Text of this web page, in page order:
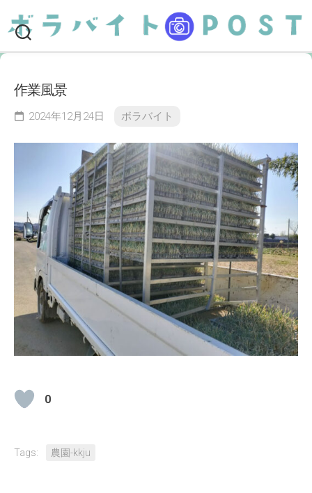
content
作業風景
2024年12月24日 ボラバイト
0
Tags: 農園-kkju